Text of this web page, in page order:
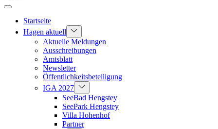
Startseite
Hagen aktuell
Aktuelle Meldungen
Ausschreibungen
Amtsblatt
Newsletter
Öffentlichkeitsbeteiligung
IGA 2027
SeeBad Hengstey
SeePark Hengstey
Villa Hohenhof
Partner